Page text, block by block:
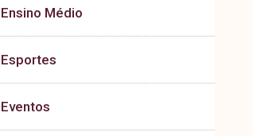
Ensino Médio
Esportes
Eventos